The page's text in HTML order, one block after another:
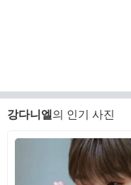
강다니엘 의 인기 사진